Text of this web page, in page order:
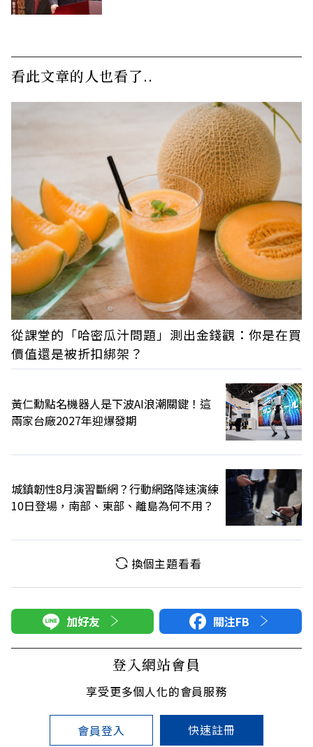
看此文章的人也看了..
從課堂的「哈密瓜汁問題」測出金錢觀：你是在買
價值還是被折扣綁架？
黃仁勳點名機器人是下波AI浪潮關鍵！這
兩家台廠2027年迎爆發期
城鎮韌性8月演習斷網？行動網路降速演練
10日登場，南部、東部、離島為何不用？
換個主題看看
加好友 關注FB
登入網站會員
享受更多個人化的會員服務
會員登入 快速註冊